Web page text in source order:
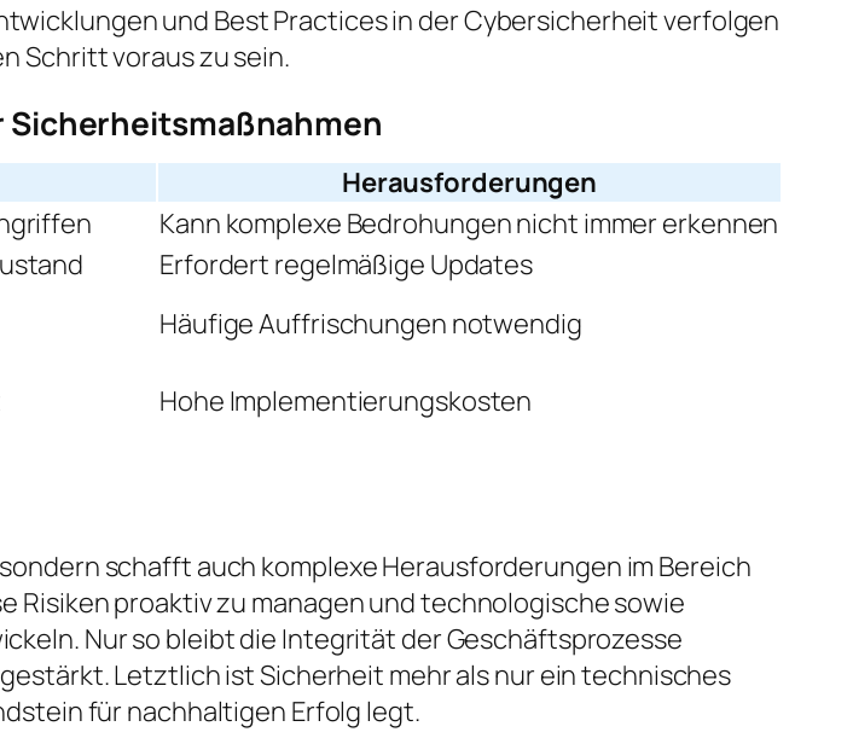
und Best Practices in der Cybersicherheit verfolgen
Schritt voraus zu sein.
Sicherheitsmaßnahmen
Herausforderungen
Kann komplexe Bedrohungen nicht immer erkennen
Erfordert regelmäßige Updates
Häufige Auffrischungen notwendig
Hohe Implementierungskosten
schafft auch komplexe Herausforderungen im Bereich
Risiken proaktiv zu managen und technologische sowie
Nur so bleibt die Integrität der Geschäftsprozesse
Letztlich ist Sicherheit mehr als nur ein technisches
für nachhaltigen Erfolg legt.